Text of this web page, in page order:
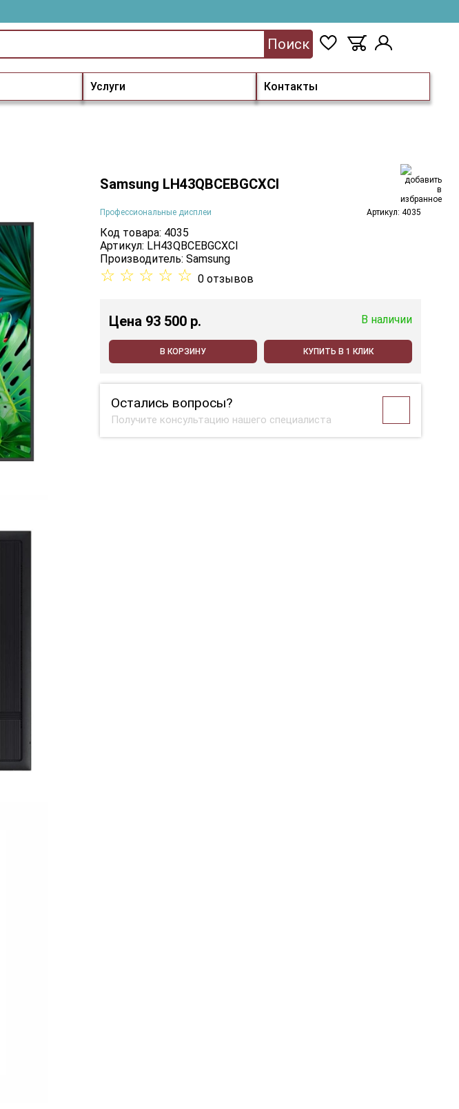
Услуги Контакты
Поиск
Samsung LH43QBCEBGCXCI
Профессиональные дисплеи Артикул: 4035
Код товара: 4035
Артикул: LH43QBCEBGCXCI
Производитель:Samsung
☆ ☆ ☆ ☆ ☆ 0 отзывов
Цена 93 500 p. В наличии
В КОРЗИНУ КУПИТЬ В 1 КЛИК
Остались вопросы?
Получите консультацию нашего специалиста